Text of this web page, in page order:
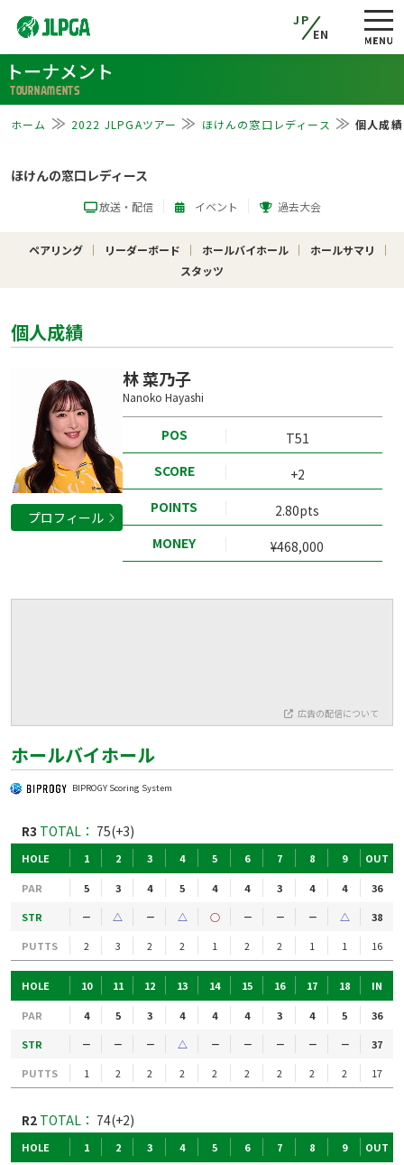
JP
EN
トーナメント
TOURNAMENTS
ホーム 2022 JLPGAツアー ほけんの窓口レディース 個人成績
ほけんの窓口レディース
放送・配信 イベント 過去大会
ペアリング リーダーボード ホールバイホール
ホールサマリ
スタッツ
個人成績
プロフィール
林 菜乃子
Nanoko Hayashi
POS
T51
SCORE
+2
POINTS
2.80pts
MONEY
¥468,000
広告の配信について
ホールバイホール
BIPROGY Scoring System
R3 TOTAL： 75(+3)
HOLE 1 2 3 4 5 6 7 8 9 OUT
PAR 5 3 4 5 4 4 3 4 4
36
STR
－ △ － △ ○ － － － △
38
PUTTS
2 3 2 2 1 2 2 1 1 16
HOLE 10 11 12 13 14 15 16 17 18 IN
PAR 4 5 3 4 4 4 3 4 5
36
STR
－ － － △ － － － － －
37
PUTTS
1 2 2 2 2 2 2 2 2 17
R2 TOTAL： 74(+2)
HOLE 1 2 3 4 5 6 7 8 9 OUT